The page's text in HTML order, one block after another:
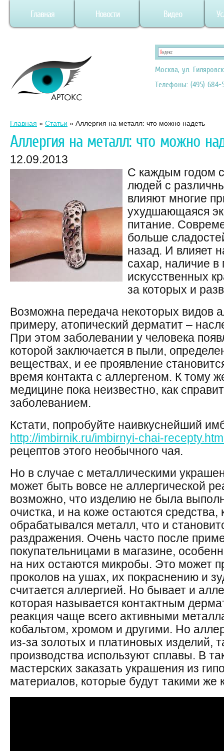
Главная Новости Видео
Москва, ул.
Телефоны: (495) 684-
Главная » Статьи » Аллергия на металл: что можно надеть
Аллергия на металл: что можно
12.09.2013
С каждым годом
людей с
влияют многие
ухудшающаяся
питание.
больше
назад. И влияет
сахар, наличие в
искусственных
за которых и
Возможна передача некоторых видов
примеру, атопический дерматит –
При этом заболевании у человека
которой заключается в пыли,
веществах, и ее проявление
время контакта с аллергеном. К тому
медицине пока неизвестно, как
заболеванием.
Кстати, попробуйте наивкуснейший
http://imbirnik.ru/imbirnyi-chai-
рецептов этого необычного чая.
Но в случае с металлическими
может быть вовсе не аллергической
возможно, что изделию не была
очистка, и на коже остаются
обрабатывался металл, что и
раздражения. Очень часто после
покупательницами в магазине,
на них остаются микробы. Это может
проколов на ушах, их покраснению и
считается аллергией. Но бывает и
которая называется контактным
реакция чаще всего активными
кобальтом, хромом и другими. Но
из-за золотых и платиновых изделий,
производства используют сплавы. В
мастерских заказать украшения из
материалов, которые будут такими же